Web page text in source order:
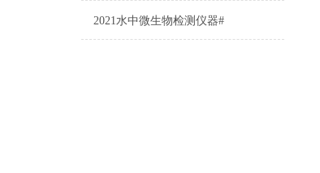
2021水中微生物检测仪器#